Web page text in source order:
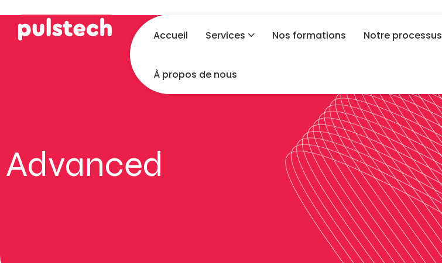
Accueil Services Nos formations Notre processus
À propos de nous
Advanced